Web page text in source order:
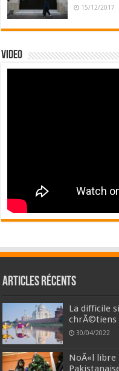
15/12/2017
Video
Articles récents
La difficile
chrÃ©tiens
30/04/2022
NoÃ«l libre